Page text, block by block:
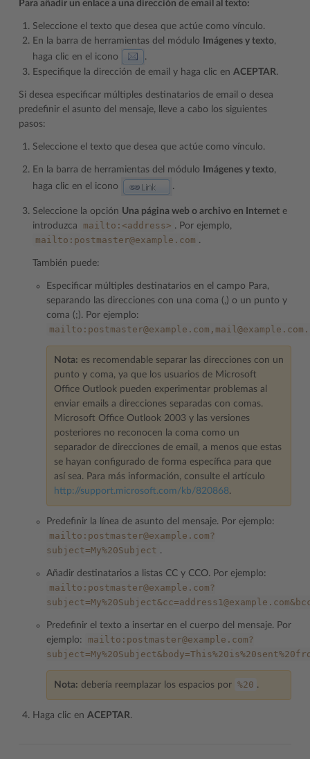
Para añadir un enlace a una dirección de email al texto:
Seleccione el texto que desea que actúe como vínculo.
En la barra de herramientas del módulo
Imágenes y texto,
haga clic en el icono
.
Especifique la dirección de email y haga clic en ACEPTAR.
Si desea especificar múltiples destinatarios de email o desea
predefinir el asunto del mensaje, lleve a cabo los siguientes
pasos:
Seleccione el texto que desea que actúe como vínculo.
En la barra de herramientas del módulo Imágenes y texto,
haga clic en el icono
.
Seleccione la opción Una página web o archivo en Internet e
introduzca
mailto:<address> . Por ejemplo,
mailto:postmaster@example.com .
También puede:
Especificar múltiples destinatarios en el campo Para,
separando las direcciones con una coma (,) o un punto y
coma (;). Por ejemplo:
mailto:postmaster@example.com,mail@example.com.
Nota: es recomendable separar las direcciones con un
punto y coma, ya que los usuarios de Microsoft
Office Outlook pueden experimentar problemas al
enviar emails a direcciones separadas con comas.
Microsoft Office Outlook 2003 y las versiones
posteriores no reconocen la coma como un
separador de direcciones de email, a menos que estas
se hayan configurado de forma específica para que
así sea. Para más información, consulte el artículo
http://support.microsoft.com/kb/820868.
Predefinir la línea de asunto del mensaje. Por ejemplo:
mailto:postmaster@example.com?
subject=My%20Subject .
Añadir destinatarios a listas CC y CCO. Por ejemplo:
mailto:postmaster@example.com?
Predefinir el texto a insertar en el cuerpo del mensaje. Por
ejemplo:
mailto:postmaster@example.com?
Nota: debería reemplazar los espacios por %20 .
Haga clic en ACEPTAR.